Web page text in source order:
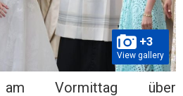
+3
View gallery
Vormittag über